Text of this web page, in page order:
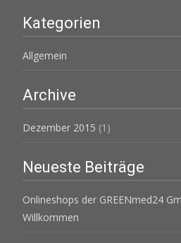
Kategorien
Allgemein
Archive
Dezember 2015 (1)
Neueste Beiträge
Onlineshops der GREENmed24
Willkommen